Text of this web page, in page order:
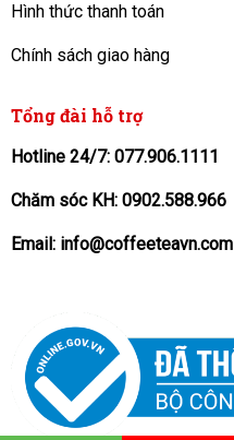
Hình thức thanh toán
Chính sách giao hàng
Tổng đài hỗ trợ
Hotline 24/7: 077.906.1111
Chăm sóc KH: 0902.588.966
Email: info@coffeeteavn.com